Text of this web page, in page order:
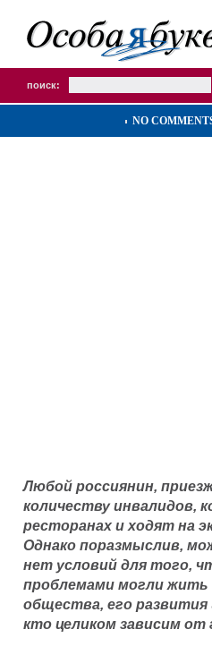
поиск:
NO
Любой россиянин,
количеству инвалидов,
ресторанах и ходят на
Однако поразмыслив,
нет условий для того,
проблемами могли жить
общества, его развития
кто целиком зависим